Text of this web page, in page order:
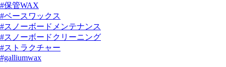
#保管WAX
#ベースワックス
#スノーボードメンテナンス
#スノーボードクリーニング
#ストラクチャー
#galliumwax